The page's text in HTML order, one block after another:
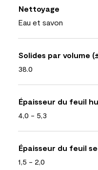
Nettoyage
Eau et savon
Solides par volume
38.0
Épaisseur du feuil
4,0 - 5,3
Épaisseur du feuil
1,5 - 2,0